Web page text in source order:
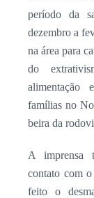
período da
dezembro a
na área para
do
famílias no
beira da
A imprensa
contato com
feito o